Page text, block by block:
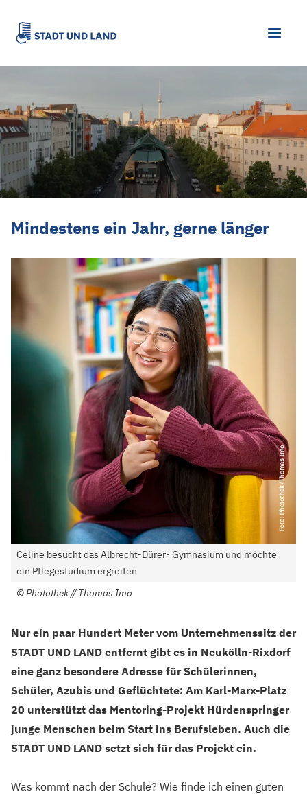
Mindestens ein Jahr, gerne länger
Celine besucht das Albrecht-Dürer- Gymnasium und möchte
ein Pflegestudium ergreifen
©Photothek // Thomas Imo
Nur ein paar Hundert Meter vom Unternehmenssitz der
STADT UND LAND entfernt gibt es in Neukölln-Rixdorf
eine ganz besondere Adresse für Schülerinnen,
Schüler, Azubis und Geflüchtete: Am Karl-Marx-Platz
20 unterstützt das Mentoring-Projekt Hürdenspringer
junge Menschen beim Start ins Berufsleben. Auch die
STADT UND LAND setzt sich für das Projekt ein.
Was kommt nach der Schule? Wie finde ich einen guten